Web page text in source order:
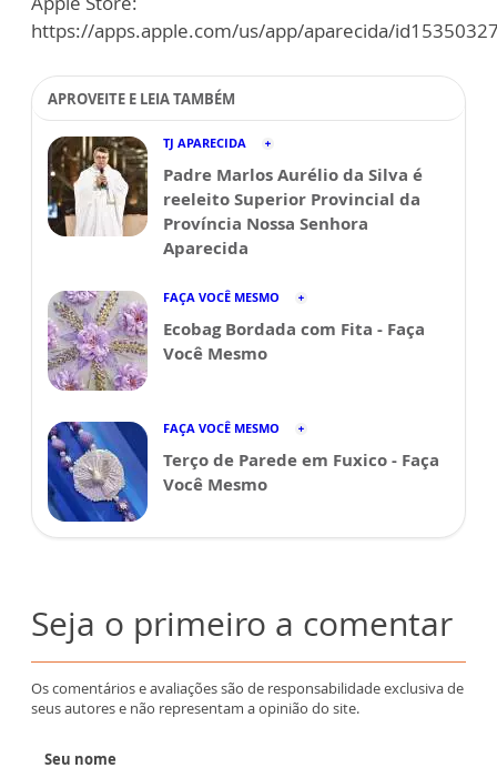
https://apps.apple.com/us/app/aparecida/
APROVEITE E LEIA TAMBÉM
TJ APARECIDA
Padre Marlos Aurélio da Silva é
reeleito Superior Provincial da
Província Nossa Senhora
Aparecida
FAÇA VOCÊ MESMO
Ecobag Bordada com Fita - Faça
Você Mesmo
FAÇA VOCÊ MESMO
Terço de Parede em Fuxico - Faça
Você Mesmo
Seja o primeiro a comentar
Os comentários e avaliações são de responsabilidade exclusiva de
seus autores e não representam a opinião do site.
Seu nome